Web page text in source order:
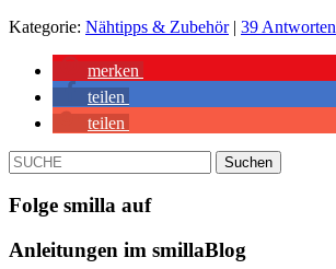
Kategorie: Nähtipps & Zubehör | 39 Antworten
merken
teilen
teilen
SUCHE
Folge smilla auf
Anleitungen im smillaBlog